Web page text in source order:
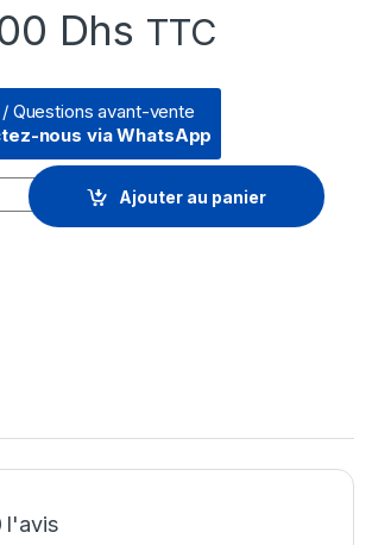
Dhs TTC
Questions avant-vente
nous via WhatsApp
signalisation numérique Philips
Ajouter au panier
l'avis